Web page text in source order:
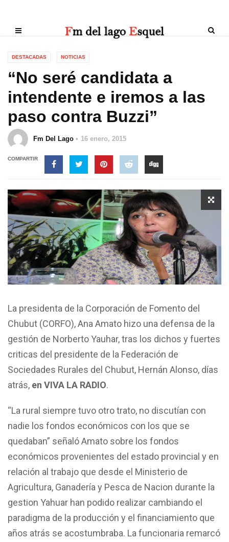
DESTACADAS NOTICIAS
“No seré candidata a
intendente e iremos a las
paso contra Buzzi”
Fm Del Lago 16 enero, 2015
COMPARTIR
La presidenta de la Corporación de Fomento del
Chubut (CORFO), Ana Amato hizo una defensa de la
gestión de Norberto Yauhar, tras los dichos y fuertes
criticas del presidente de la Federación de
Sociedades Rurales del Chubut, Hernán Alonso, días
atrás, en VIVA LA RADIO.
“La rural siempre tuvo otro trato, no discutían con
nadie los fondos económicos con los que se
quedaban” señaló Amato sobre los fondos
económicos provenientes del estado provincial y en
relación al trabajo que desde el Ministerio de
Agricultura, Ganadería y Pesca de Nacion durante la
gestion Yahuar han podido realizar cambiando el
paradigma de la producción y el financiamiento que
años atrás se acostumbraba. La funcionaria remarcó